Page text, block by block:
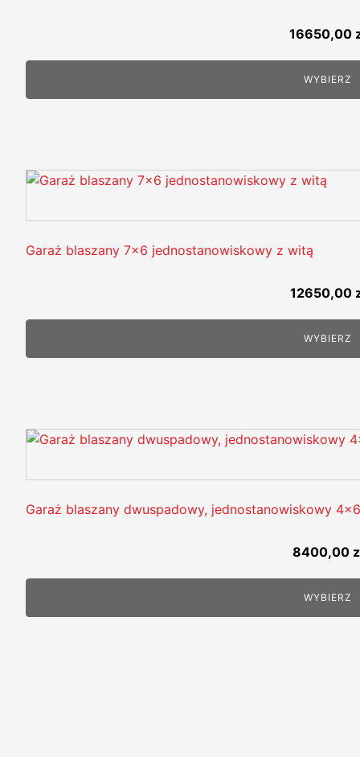
16650,00
WYBIERZ
Garaż blaszany 7x6 jednostanowiskowy z witą
12650,00
WYBIERZ
Garaż blaszany dwuspadowy, jednostanowiskowy 4x6
8400,00
WYBIERZ